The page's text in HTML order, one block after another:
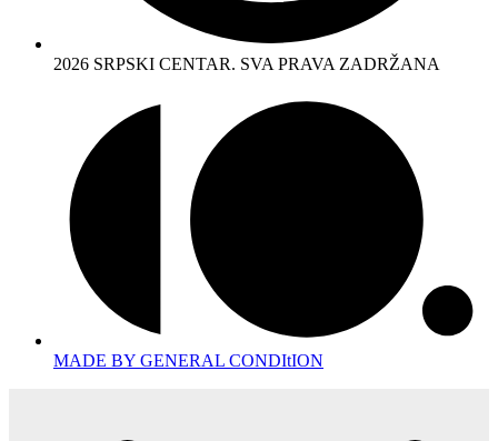
2026 SRPSKI CENTAR. SVA PRAVA ZADRŽANA
MADE BY GENERAL CONDItION